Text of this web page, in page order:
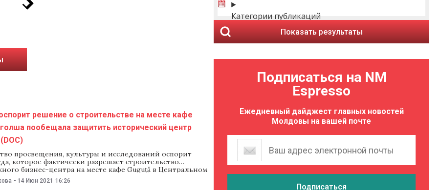
решение о строительстве на месте кафе
пообещала защитить исторический центр
просвещения, культуры и исследований оспорит
которое фактически разрешает строительство
бизнес-центра на месте кафе Guguță в Центральном
Об этом 14 июня сообщили в министерстве в ответ на
В письме, подписанном и.о. министра Лилией Поголшей,
- 14 Июн 2021 16:26
Категории публикаций
Показать результаты
Подписаться на NM
Espresso
Ежедневный дайджест главных новостей
Молдовы на вашей почте